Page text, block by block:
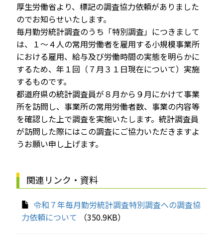
厚生労働省より、標記の調査協力依頼がありました
のでお知らせいたします。
毎月勤労統計調査のうち「特別調査」につきまして
は、１～４人の常用労働者を雇用する小規模事業所
における雇用、給与及び労働時間の実態を明らかに
するため、年１回（７月３１日現在について）実施
するものです。
都道府県の統計調査員が８月から９月にかけて事業
所を訪問し、事業所の常用労働者数、事業の内容等
を確認した上で調査を実施いたします。統計調査員
が訪問した際にはこの調査にご協力いただきますよ
うお願い申し上げます。
関連リンク・資料
令和７年毎月勤労統計調査特別調査への調査協
力依頼について
（350.9KB）